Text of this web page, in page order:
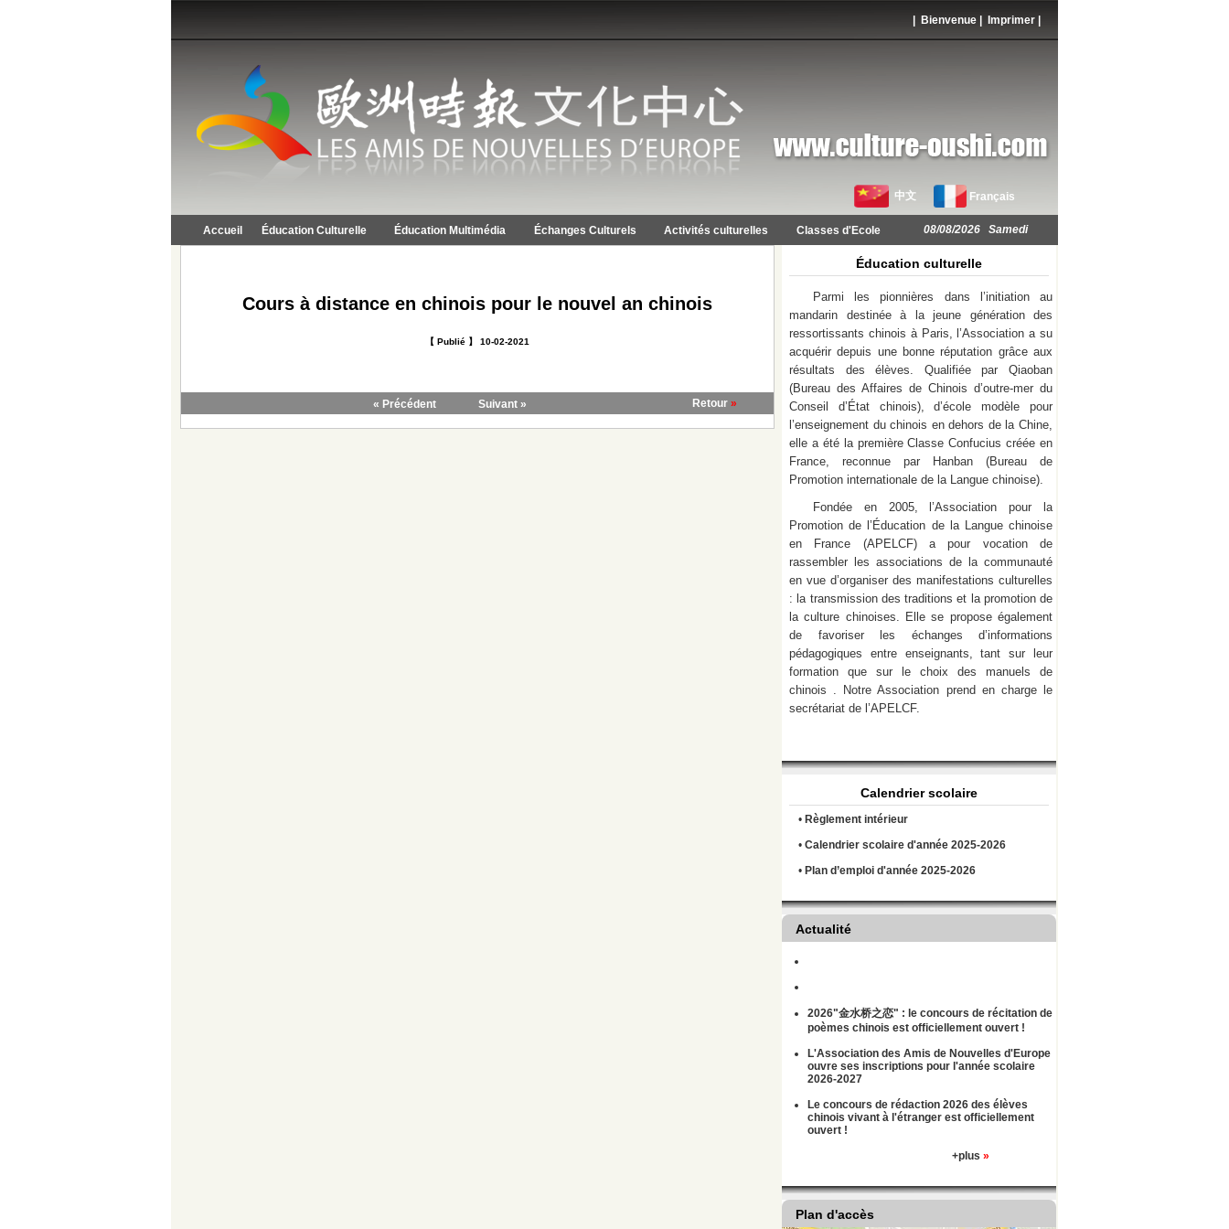
| Bienvenue | Imprimer
中文 Français
Accueil Éducation Culturelle Éducation Multimédia Échanges Culturels Activités culturelles Classes d'Ecole 08/08/2026 Samedi
Cours à distance en chinois pour le nouvel an chinois
【 Publié 】 10-02-2021
« Précédent Suivant » Retour »
Éducation culturelle
Parmi les pionnières dans l’initiation au
mandarin destinée à la jeune génération des
ressortissants chinois à Paris, l’Association a su
acquérir depuis une bonne réputation grâce aux
résultats des élèves. Qualifiée par Qiaoban
(Bureau des Affaires de Chinois d’outre-mer du
Conseil d’État chinois), d’école modèle pour
l’enseignement du chinois en dehors de la Chine,
elle a été la première Classe Confucius créée en
France, reconnue par Hanban (Bureau de
Promotion internationale de la Langue chinoise).
Fondée en 2005, l’Association pour la
Promotion de l’Éducation de la Langue chinoise
en France (APELCF) a pour vocation de
rassembler les associations de la communauté
en vue d’organiser des manifestations culturelles
: la transmission des traditions et la promotion de
la culture chinoises. Elle se propose également
de favoriser les échanges d’informations
pédagogiques entre enseignants, tant sur leur
formation que sur le choix des manuels de
chinois . Notre Association prend en charge le
secrétariat de l’APELCF.
Calendrier scolaire
• Règlement intérieur
• Calendrier scolaire d'année 2025-2026
• Plan d’emploi d'année 2025-2026
Actualité
2026"金水桥之恋" : le concours de récitation de
poèmes chinois est officiellement ouvert !
L'Association des Amis de Nouvelles d'Europe
ouvre ses inscriptions pour l'année scolaire
2026-2027
Le concours de rédaction 2026 des élèves
chinois vivant à l'étranger est officiellement
ouvert !
+plus »
Plan d'accès